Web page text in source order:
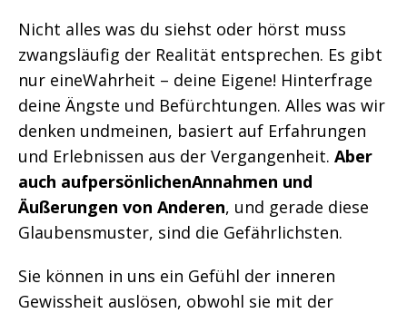
Nicht alles was du siehst oder hörst muss
zwangsläufig der Realität entsprechen. Es gibt
nur eineWahrheit – deine Eigene! Hinterfrage
deine Ängste und Befürchtungen. Alles was wir
denken undmeinen, basiert auf Erfahrungen
und Erlebnissen aus der Vergangenheit. Aber
auch aufpersönlichenAnnahmen und
Äußerungen von Anderen, und gerade diese
Glaubensmuster, sind die Gefährlichsten.
Sie können in uns ein Gefühl der inneren
Gewissheit auslösen, obwohl sie mit der